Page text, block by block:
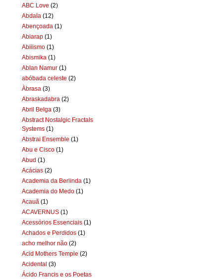
ABC Love (2)
Abdala (12)
Abençoada (1)
Abiarap (1)
Abiiismo (1)
Abismika (1)
Ablan Namur (1)
abóbada celeste (2)
Àbrasa (3)
Abraskadabra (2)
Abril Belga (3)
Abstract Nostalgic Fractals
Systems (1)
Abstrai Ensemble (1)
Abu e Cisco (1)
Abud (1)
Acácias (2)
Academia da Berlinda (1)
Academia do Medo (1)
Acauã (1)
ACAVERNUS (1)
Acessórios Essenciais (1)
Achados e Perdidos (1)
acho melhor não (2)
Acid Mothers Temple (2)
Acidental (3)
Ácido Francis e os Poetas